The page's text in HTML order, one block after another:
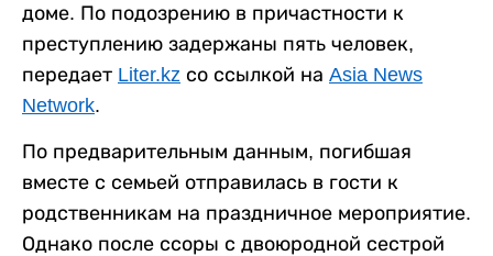
доме. По подозрению в причастности к
преступлению задержаны пять человек,
передает Liter.kz со ссылкой на Asia News
Network.
По предварительным данным, погибшая
вместе с семьей отправилась в гости к
родственникам на праздничное мероприятие.
Однако после ссоры с двоюродной сестрой